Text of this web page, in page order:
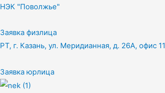
НЭК "Поволжье"
Заявка физлица
РТ, г. Казань, ул. Меридианная, д. 26А, офис 11
Заявка юрлица